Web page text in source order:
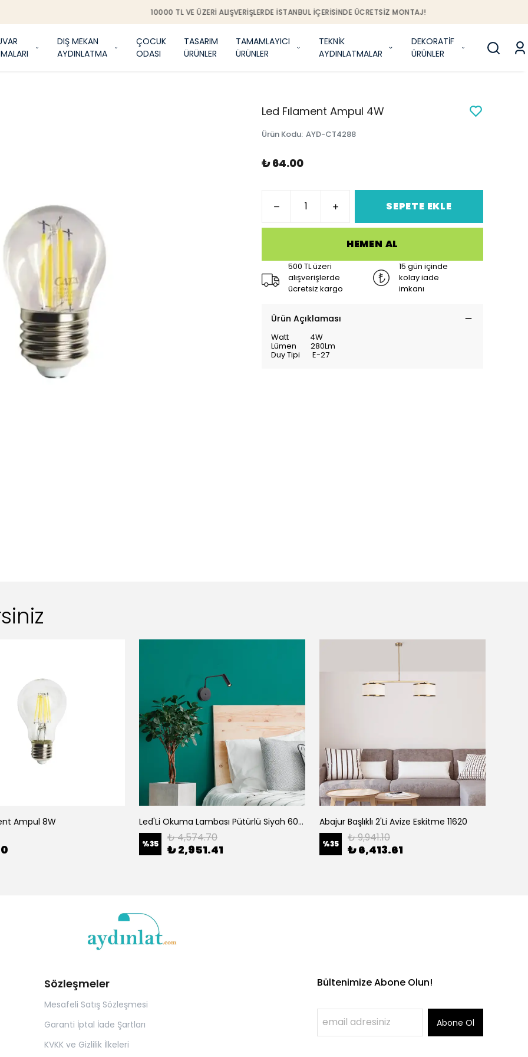
TL VE ÜZERI ALIŞVERIŞLERDE İSTANBUL IÇERISINDE ÜCRETSIZ MONTAJ!
DIŞ MEKAN
AYDINLATMA
ÇOCUK
ODASI
TASARIM
ÜRÜNLER
TAMAMLAYICI
ÜRÜNLER
TEKNİK
AYDINLATMALAR
DEKORATİF
ÜRÜNLER
Led Fılament Ampul 4W
Ürün Kodu: AYD-CT4288
₺ 64.00
SEPETE EKLE
HEMEN AL
500 TL üzeri
alışverişlerde
ücretsiz kargo
15 gün içinde
kolay iade
imkanı
Ürün Açıklaması
Watt 4W
Lümen 280Lm
Duy Tipi E-27
Ampul 8W Led'Li Okuma Lambası Pütürlü Siyah 6042
%35 ₺ 4,574.70
₺ 2,951.41
Abajur Başlıklı 2'Li Avize Eskitme 11620
%35 ₺ 9,941.10
₺ 6,413.61
Sözleşmeler
Mesafeli Satış Sözleşmesi
Garanti İptal İade Şartları
KVKK ve Gizlilik İlkeleri
Bültenimize Abone Olun!
Abone Ol